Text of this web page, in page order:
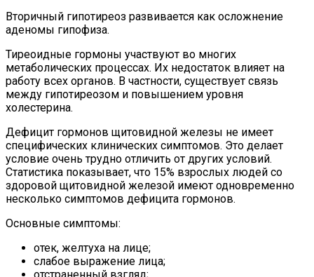
Вторичный гипотиреоз развивается как осложнение
аденомы гипофиза.
Тиреоидные гормоны участвуют во многих
метаболических процессах. Их недостаток влияет на
работу всех органов. В частности, существует связь
между гипотиреозом и повышением уровня
холестерина.
Дефицит гормонов щитовидной железы не имеет
специфических клинических симптомов. Это делает
условие очень трудно отличить от других условий.
Статистика показывает, что 15% взрослых людей со
здоровой щитовидной железой имеют одновременно
несколько симптомов дефицита гормонов.
Основные симптомы:
отек, желтуха на лице;
слабое выражение лица;